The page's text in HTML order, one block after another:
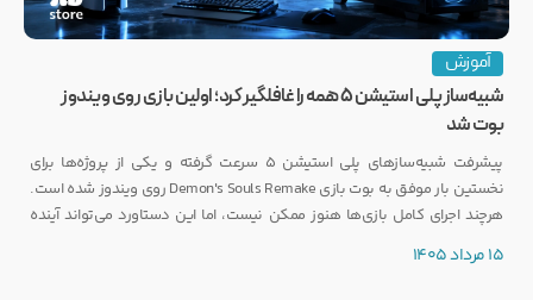
آموزش
شبیه‌ساز پلی استیشن ۵ همه را غافلگیر کرد؛ اولین بازی روی ویندوز
بوت شد
پیشرفت شبیه‌سازهای پلی استیشن ۵ سرعت گرفته و یکی از پروژه‌ها برای
نخستین بار موفق به بوت بازی Demon's Souls Remake روی ویندوز شده است.
هرچند اجرای کامل بازی‌ها هنوز ممکن نیست، اما این دستاورد می‌تواند آینده
15 مرداد 1405